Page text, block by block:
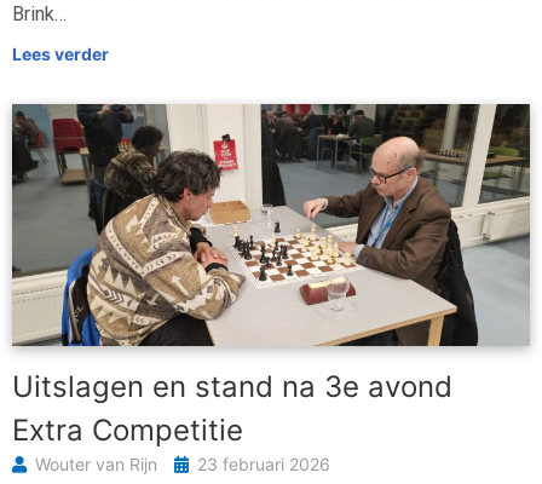
Brink…
Lees verder
Uitslagen en stand na 3e avond
Extra Competitie
Wouter van Rijn 23 februari 2026